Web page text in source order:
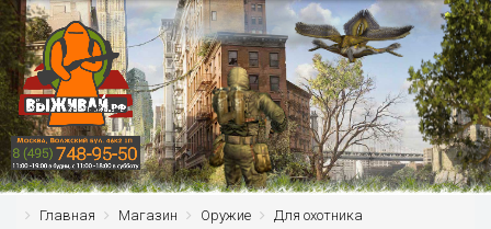
Главная Магазин Оружие
Для охотника